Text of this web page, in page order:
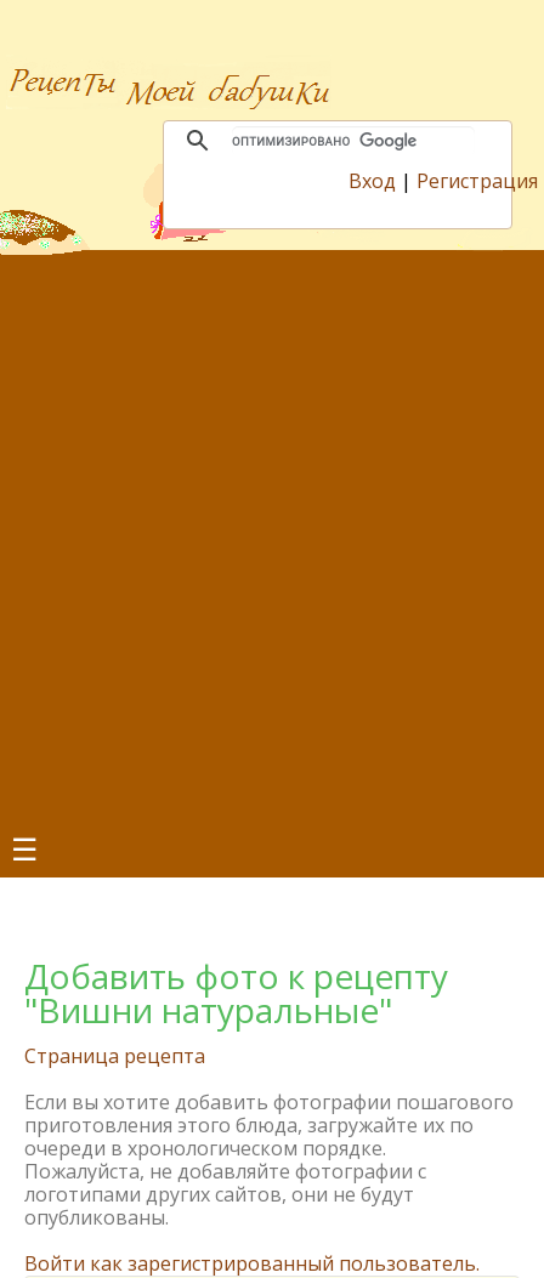
Вход | Регистрация
☰
Добавить фото к рецепту
"Вишни натуральные"
Страница рецепта
Если вы хотите добавить фотографии пошагового
приготовления этого блюда, загружайте их по
очереди в хронологическом порядке.
Пожалуйста, не добавляйте фотографии с
логотипами других сайтов, они не будут
опубликованы.
Войти как зарегистрированный пользователь.